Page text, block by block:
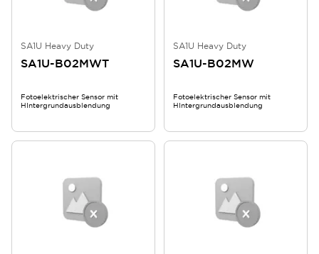
SA1U Heavy Duty
SA1U-B02MWT
Fotoelektrischer Sensor mit
HIntergrundausblendung
SA1U Heavy Duty
SA1U-B02MW
Fotoelektrischer Sensor mit
HIntergrundausblendung